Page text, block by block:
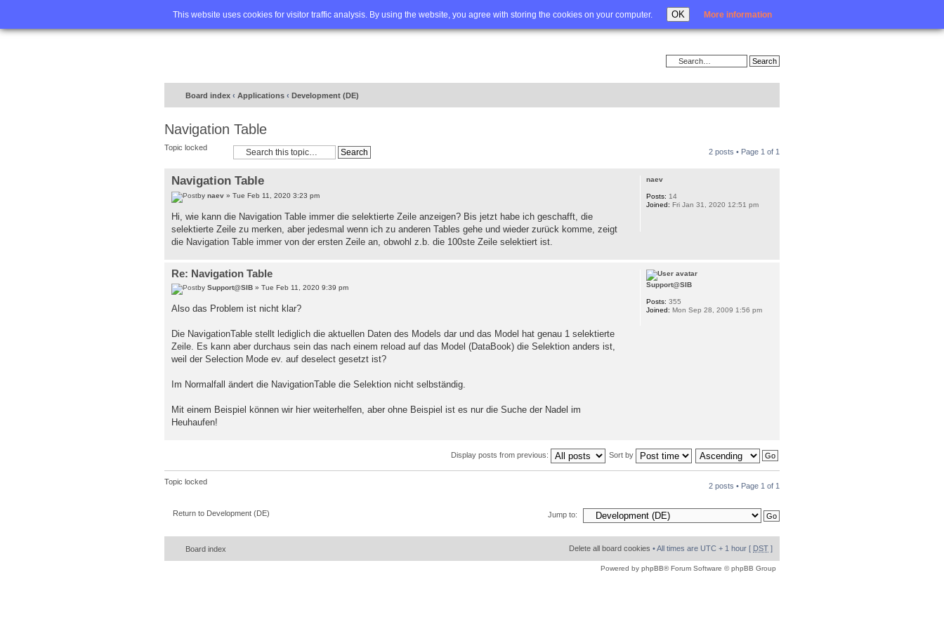
This website uses cookies for visitor traffic analysis. By using the website, you agree with storing the cookies on your computer. OK More information
Home FAQ Advanced search Login
Board index ‹ Applications ‹ Development (DE)
Navigation Table
Topic locked 2 posts • Page 1 of 1
Navigation Table
by naev » Tue Feb 11, 2020 3:23 pm
Hi, wie kann die Navigation Table immer die selektierte Zeile anzeigen? Bis jetzt habe ich geschafft, die
selektierte Zeile zu merken, aber jedesmal wenn ich zu anderen Tables gehe und wieder zurück komme, zeigt
die Navigation Table immer von der ersten Zeile an, obwohl z.b. die 100ste Zeile selektiert ist.
naev
Posts: 14
Joined: Fri Jan 31, 2020 12:51 pm
Re: Navigation Table
by Support@SIB » Tue Feb 11, 2020 9:39 pm
Also das Problem ist nicht klar?
Die NavigationTable stellt lediglich die aktuellen Daten des Models dar und das Model hat genau 1 selektierte
Zeile. Es kann aber durchaus sein das nach einem reload auf das Model (DataBook) die Selektion anders ist,
weil der Selection Mode ev. auf deselect gesetzt ist?
Im Normalfall ändert die NavigationTable die Selektion nicht selbständig.
Mit einem Beispiel können wir hier weiterhelfen, aber ohne Beispiel ist es nur die Suche der Nadel im
Heuhaufen!
Support@SIB
Posts: 355
Joined: Mon Sep 28, 2009 1:56 pm
Display posts from previous: Sort by
Topic locked 2 posts • Page 1 of 1
Return to Development (DE) Jump to:
Board index Delete all board cookies • All times are UTC + 1 hour [ DST ]
Powered by phpBB® Forum Software © phpBB Group